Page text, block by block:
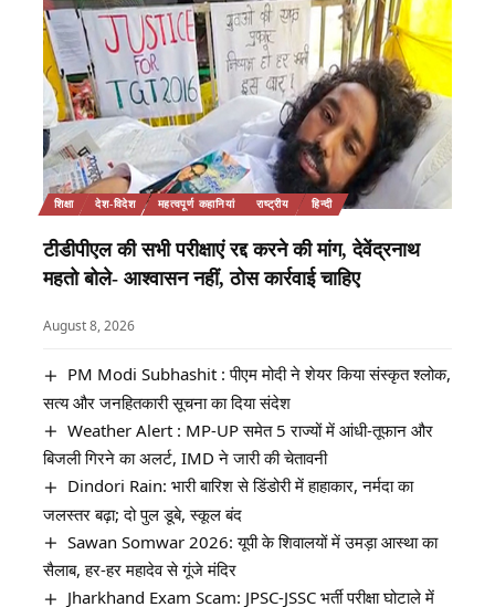
शिक्षा देश-विदेश महत्वपूर्ण कहानियां राष्ट्रीय हिन्दी
टीडीपीएल की सभी परीक्षाएं रद्द करने की मांग, देवेंद्रनाथ
महतो बोले- आश्वासन नहीं, ठोस कार्रवाई चाहिए
August 8, 2026
PM Modi Subhashit : पीएम मोदी ने शेयर किया संस्कृत श्लोक,
सत्य और जनहितकारी सूचना का दिया संदेश
Weather Alert : MP-UP समेत 5 राज्यों में आंधी-तूफान और
बिजली गिरने का अलर्ट, IMD ने जारी की चेतावनी
Dindori Rain: भारी बारिश से डिंडोरी में हाहाकार, नर्मदा का
जलस्तर बढ़ा; दो पुल डूबे, स्कूल बंद
Sawan Somwar 2026: यूपी के शिवालयों में उमड़ा आस्था का
सैलाब, हर-हर महादेव से गूंजे मंदिर
Jharkhand Exam Scam: JPSC-JSSC भर्ती परीक्षा घोटाले में